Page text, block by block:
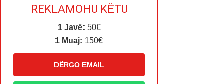
REKLAMOHU KËTU
1 Javë: 50€
1 Muaj: 150€
DËRGO EMAIL